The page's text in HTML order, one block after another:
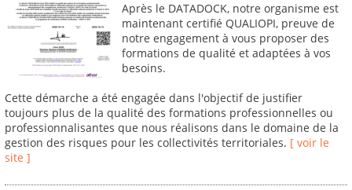
Après le DATADOCK, notre organisme est
maintenant certifié QUALIOPI, preuve de
notre engagement à vous proposer des
formations de qualité et adaptées à vos
besoins.
Cette démarche a été engagée dans l'objectif de justifier
toujours plus de la qualité des formations professionnelles ou
professionnalisantes que nous réalisons dans le domaine de la
gestion des risques pour les collectivités territoriales. [ voir le
site ]